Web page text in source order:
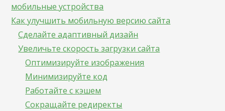
мобильные устройства
Как улучшить мобильную версию сайта
Сделайте адаптивный дизайн
Увеличьте скорость загрузки сайта
Оптимизируйте изображения
Минимизируйте код
Работайте с кэшем
Сокращайте редиректы